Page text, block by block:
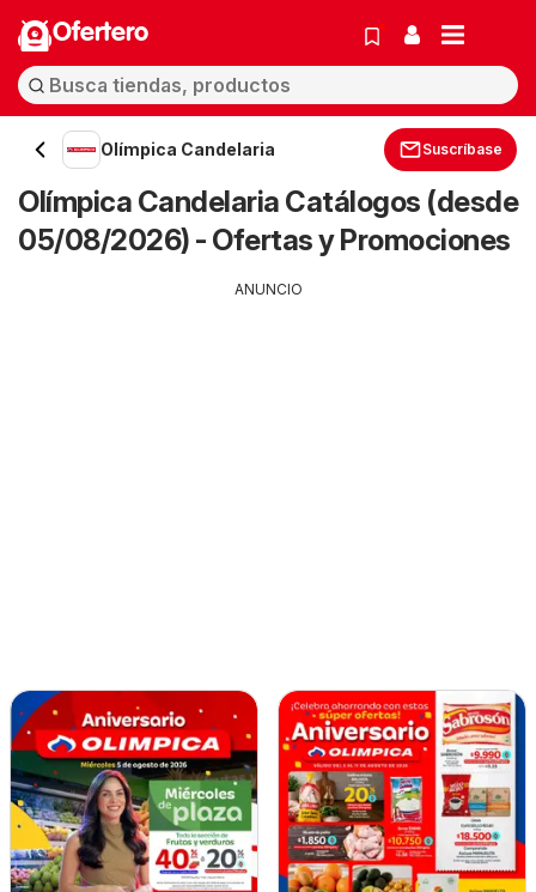
Ofertero
Olímpica Candelaria Suscríbase
Olímpica Candelaria Catálogos (desde
05/08/2026) - Ofertas y Promociones
ANUNCIO